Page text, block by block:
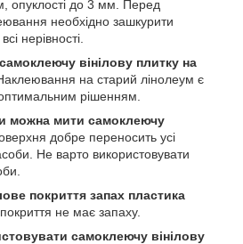
опуклості до 3 мм. Перед
необхідно зашкурити
нерівності.
вінілову плитку на
на старий лінолеум є
рішенням.
можна мити самоклеючу
добре переносить усі
Не варто використовувати
покриття запах пластика
покриття не має запаху.
самоклеючу вінілову